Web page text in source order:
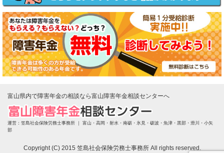
富山県内で障害年金の相談なら富山障害年金相談センターへ
運営：笠島社会保険労務士事務所 ｜ 富山・高岡・射水・南砺・氷見・砺波・魚津・黒部・滑川・小矢
部
Copyright (C) 2015 笠島社会保険労務士事務所 All rights reserved.